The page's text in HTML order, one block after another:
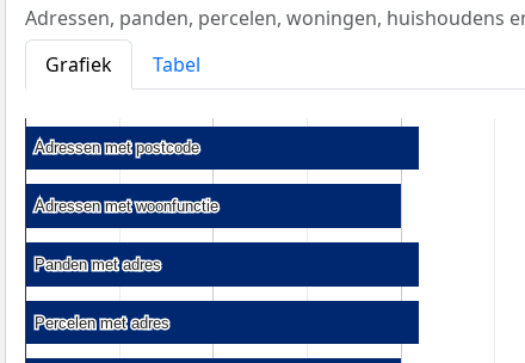
Adressen, panden, percelen, woningen, huishoudens
Grafiek
Tabel
Adressen met postcode
Adressen met postcode
Adressen met woonfunctie
Adressen met woonfunctie
Panden met adres
Panden met adres
Percelen met adres
Percelen met adres